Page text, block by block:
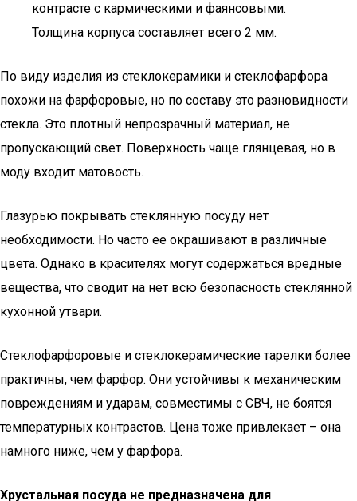
контрасте с кармическими и фаянсовыми.
Толщина корпуса составляет всего 2 мм.
По виду изделия из стеклокерамики и стеклофарфора
похожи на фарфоровые, но по составу это разновидности
стекла. Это плотный непрозрачный материал, не
пропускающий свет. Поверхность чаще глянцевая, но в
моду входит матовость.
Глазурью покрывать стеклянную посуду нет
необходимости. Но часто ее окрашивают в различные
цвета. Однако в красителях могут содержаться вредные
вещества, что сводит на нет всю безопасность стеклянной
кухонной утвари.
Стеклофарфоровые и стеклокерамические тарелки более
практичны, чем фарфор. Они устойчивы к механическим
повреждениям и ударам, совместимы с СВЧ, не боятся
температурных контрастов. Цена тоже привлекает – она
намного ниже, чем у фарфора.
Хрустальная посуда не предназначена для